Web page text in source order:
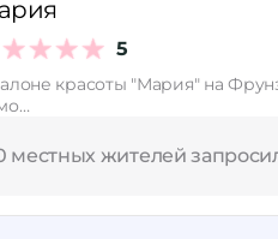
5
красоты "Мария" на
местных жителей